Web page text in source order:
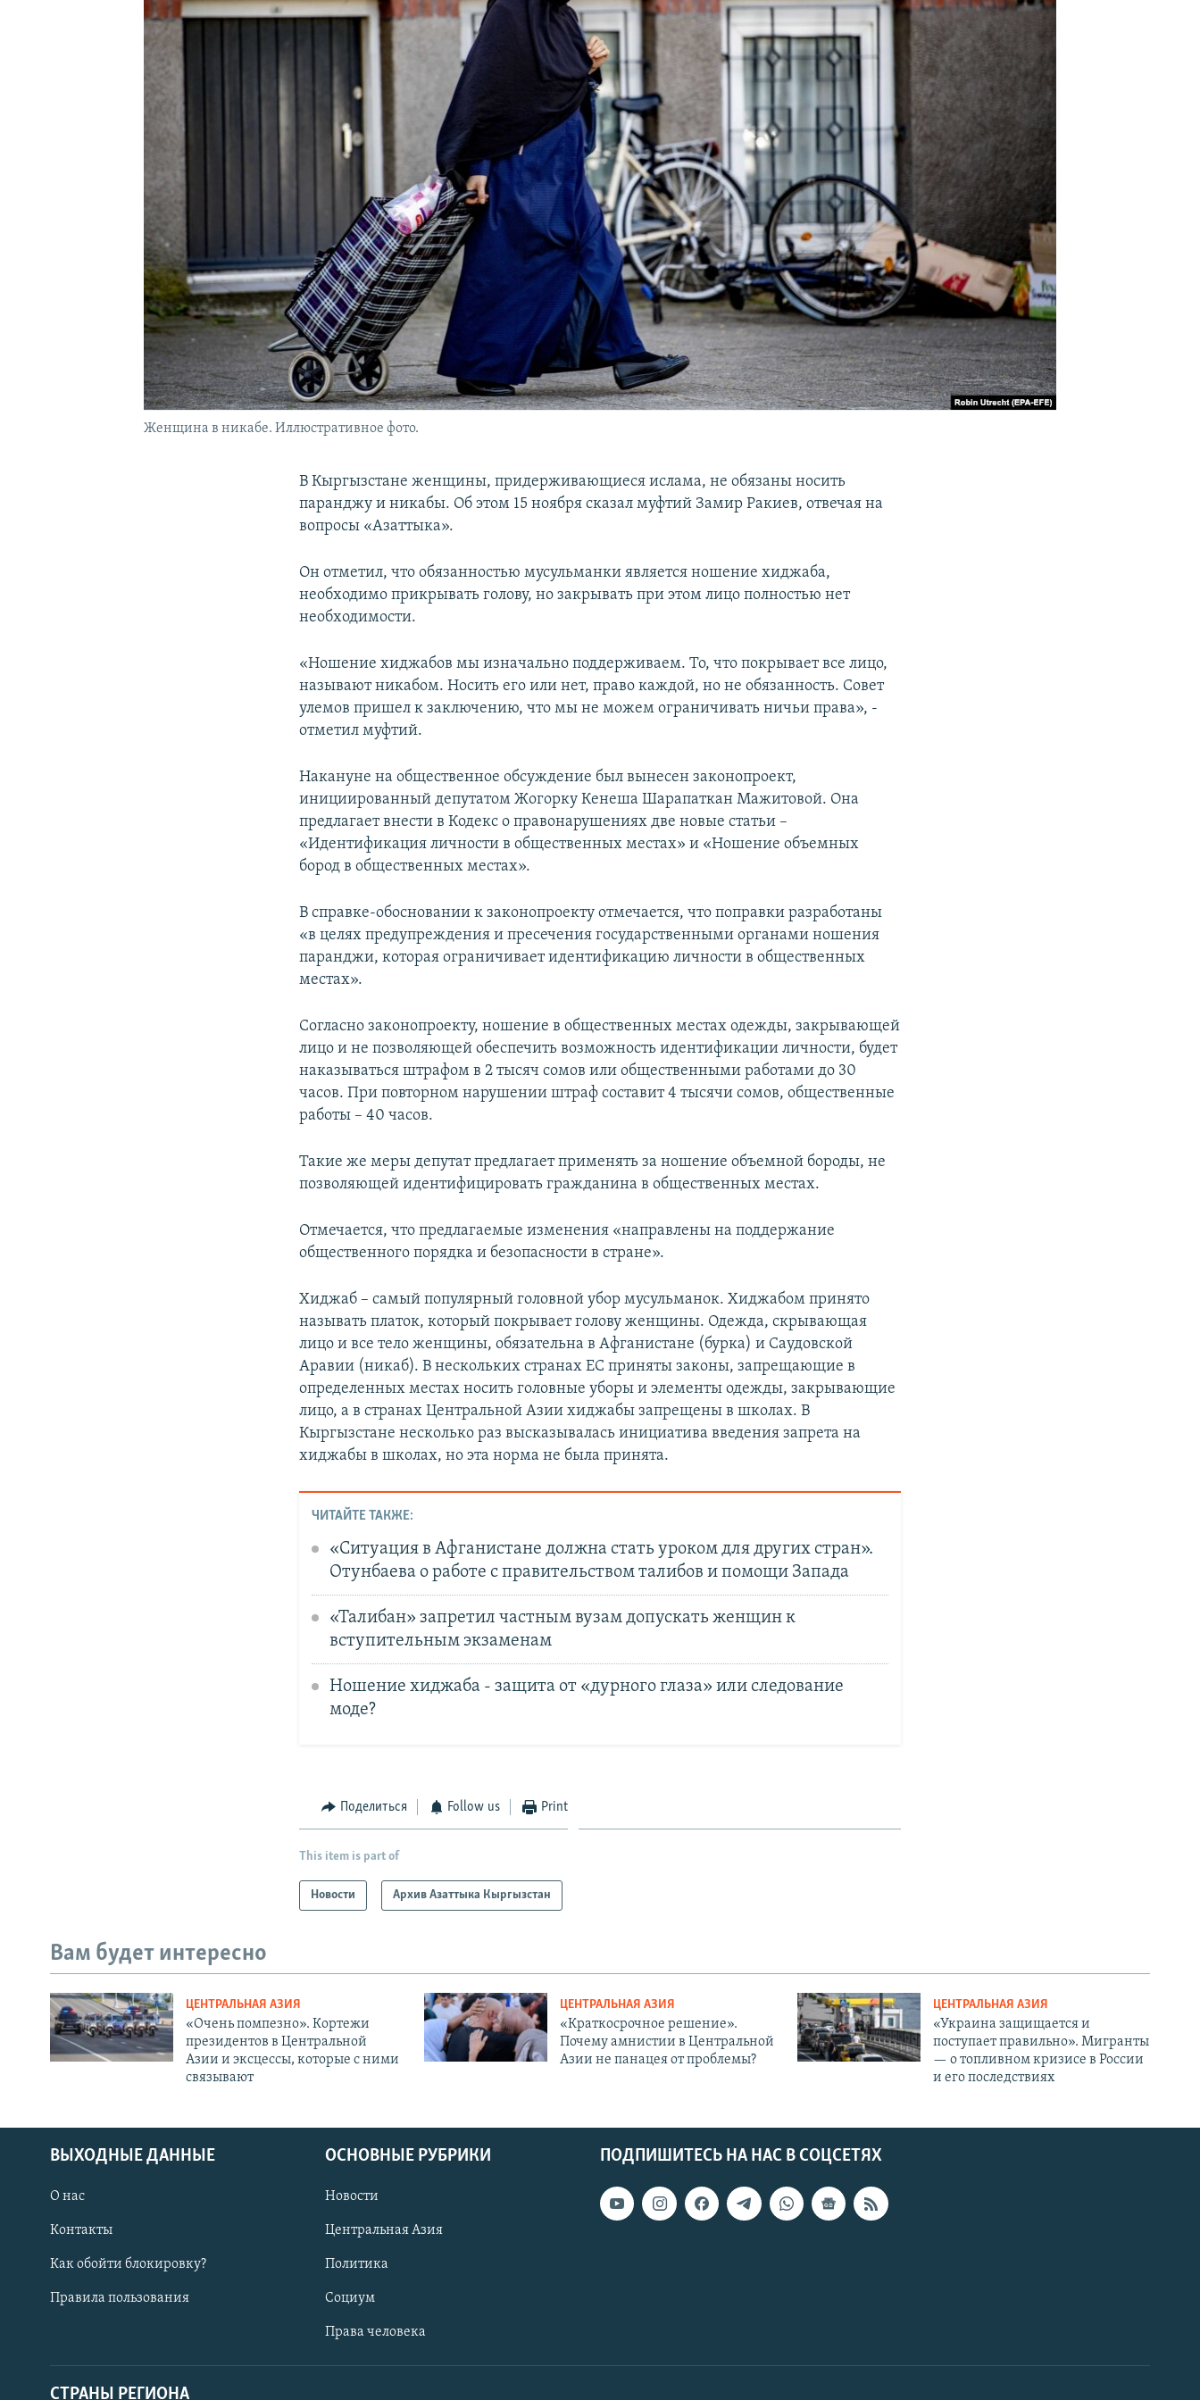
Женщина в никабе. Иллюстративное фото.
В Кыргызстане женщины, придерживающиеся ислама, не обязаны носить
паранджу и никабы. Об этом 15 ноября сказал муфтий Замир Ракиев, отвечая на
вопросы «Азаттыка».
Он отметил, что обязанностью мусульманки является ношение хиджаба,
необходимо прикрывать голову, но закрывать при этом лицо полностью нет
необходимости.
«Ношение хиджабов мы изначально поддерживаем. То, что покрывает все лицо,
называют никабом. Носить его или нет, право каждой, но не обязанность. Совет
улемов пришел к заключению, что мы не можем ограничивать ничьи права», -
отметил муфтий.
Накануне на общественное обсуждение был вынесен законопроект,
инициированный депутатом Жогорку Кенеша Шарапаткан Мажитовой. Она
предлагает внести в Кодекс о правонарушениях две новые статьи –
«Идентификация личности в общественных местах» и «Ношение объемных
бород в общественных местах».
В справке-обосновании к законопроекту отмечается, что поправки разработаны
«в целях предупреждения и пресечения государственными органами ношения
паранджи, которая ограничивает идентификацию личности в общественных
местах».
Согласно законопроекту, ношение в общественных местах одежды, закрывающей
лицо и не позволяющей обеспечить возможность идентификации личности, будет
наказываться штрафом в 2 тысяч сомов или общественными работами до 30
часов. При повторном нарушении штраф составит 4 тысячи сомов, общественные
работы – 40 часов.
Такие же меры депутат предлагает применять за ношение объемной бороды, не
позволяющей идентифицировать гражданина в общественных местах.
Отмечается, что предлагаемые изменения «направлены на поддержание
общественного порядка и безопасности в стране».
Хиджаб – самый популярный головной убор мусульманок. Хиджабом принято
называть платок, который покрывает голову женщины. Одежда, скрывающая
лицо и все тело женщины, обязательна в Афганистане (бурка) и Саудовской
Аравии (никаб). В нескольких странах ЕС приняты законы, запрещающие в
определенных местах носить головные уборы и элементы одежды, закрывающие
лицо, а в странах Центральной Азии хиджабы запрещены в школах. В
Кыргызстане несколько раз высказывалась инициатива введения запрета на
хиджабы в школах, но эта норма не была принята.
ЧИТАЙТЕ ТАКЖЕ:
«Ситуация в Афганистане должна стать уроком для других стран».
Отунбаева о работе с правительством талибов и помощи Запада
«Талибан» запретил частным вузам допускать женщин к
вступительным экзаменам
Ношение хиджаба - защита от «дурного глаза» или следование
моде?
Поделиться Follow us Print
This item is part of
Новости Архив Азаттыка Кыргызстан
Вам будет интересно
ЦЕНТРАЛЬНАЯ АЗИЯ
«Очень помпезно». Кортежи
президентов в Центральной
Азии и эксцессы, которые с ними
связывают
ЦЕНТРАЛЬНАЯ АЗИЯ
«Краткосрочное решение».
Почему амнистии в Центральной
Азии не панацея от проблемы?
ЦЕНТРАЛЬНАЯ АЗИЯ
«Украина защищается и
поступает правильно». Мигранты
— о топливном кризисе в России
и его последствиях
ПОДПИШИТЕСЬ НА НАС В СОЦСЕТЯХ
ВЫХОДНЫЕ ДАННЫЕ
О нас
Контакты
Как обойти блокировку?
Правила пользования
ОСНОВНЫЕ РУБРИКИ
Новости
Центральная Азия
Политика
Социум
Права человека
СТРАНЫ РЕГИОНА